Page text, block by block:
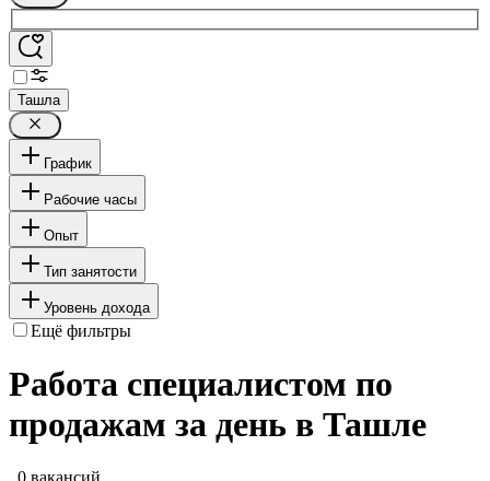
Ташла
График
Рабочие часы
Опыт
Тип занятости
Уровень дохода
Ещё фильтры
Работа специалистом по
продажам за день в Ташле